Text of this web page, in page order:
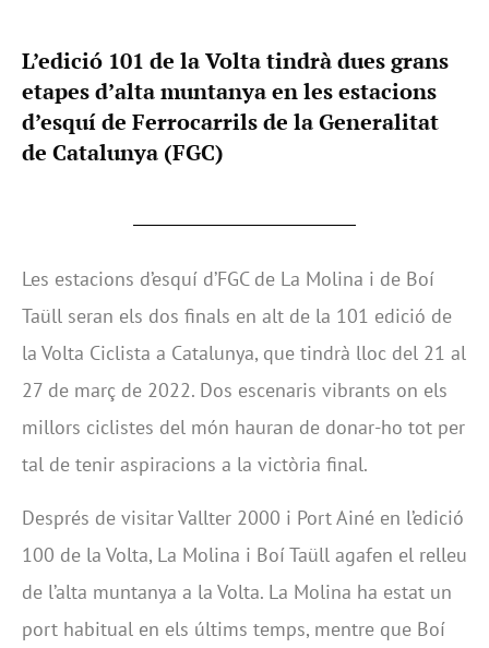
L’edició 101 de la Volta tindrà dues grans
etapes d’alta muntanya en les estacions
d’esquí de Ferrocarrils de la Generalitat
de Catalunya (FGC)
Les estacions d’esquí d’FGC de La Molina i de Boí
Taüll seran els dos finals en alt de la 101 edició de
la Volta Ciclista a Catalunya, que tindrà lloc del 21 al
27 de març de 2022. Dos escenaris vibrants on els
millors ciclistes del món hauran de donar-ho tot per
tal de tenir aspiracions a la victòria final.
Després de visitar Vallter 2000 i Port Ainé en l’edició
100 de la Volta, La Molina i Boí Taüll agafen el relleu
de l’alta muntanya a la Volta. La Molina ha estat un
port habitual en els últims temps, mentre que Boí